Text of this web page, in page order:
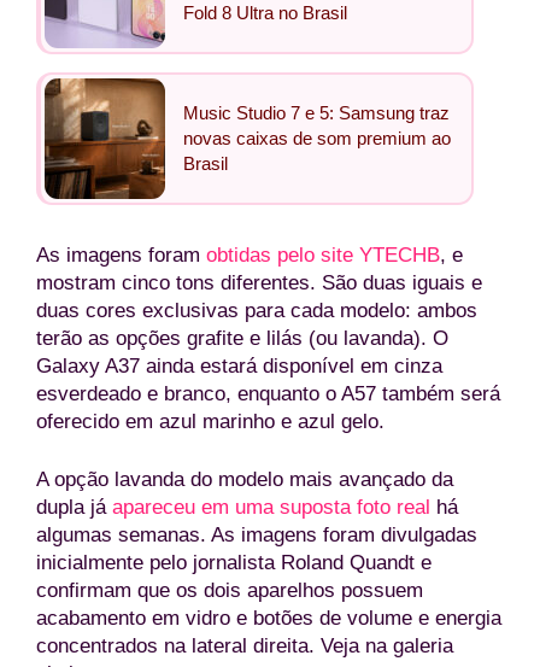
Fold 8 Ultra no Brasil
Music Studio 7 e 5: Samsung traz
novas caixas de som premium ao
Brasil
As imagens foram obtidas pelo site YTECHB, e
mostram cinco tons diferentes. São duas iguais e
duas cores exclusivas para cada modelo: ambos
terão as opções grafite e lilás (ou lavanda). O
Galaxy A37 ainda estará disponível em cinza
esverdeado e branco, enquanto o A57 também será
oferecido em azul marinho e azul gelo.
A opção lavanda do modelo mais avançado da
dupla já apareceu em uma suposta foto real há
algumas semanas. As imagens foram divulgadas
inicialmente pelo jornalista Roland Quandt e
confirmam que os dois aparelhos possuem
acabamento em vidro e botões de volume e energia
concentrados na lateral direita. Veja na galeria